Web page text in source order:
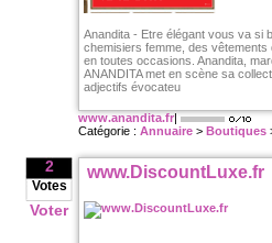
Anandita - Etre élégant vous va si
chemisiers femme, des
en toutes occasions. Anandita,
ANANDITA met en scène sa
adjectifs évocateu
www.anandita.fr|
Catégorie : Annuaire> Boutiques
2
Votes
Voter
www.DiscountLuxe.fr